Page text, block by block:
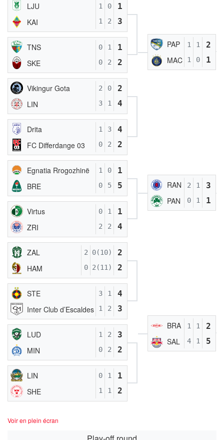
LJU
KAI
1
1
0
2
1
3
TNS
SKE
0
0
1
2
1
2
Vikingur Gota
LIN
2
3
0
1
2
4
Drita
FC Differdange 03
1
0
3
2
4
2
Egnatia Rrogozhinë
BRE
1
0
0
5
1
5
Virtus
ZRI
0
2
1
2
1
4
ZAL
HAM
2
0
0(10)
2(11)
2
2
STE
Inter Club d’Escaldes
3
1
1
2
4
3
LUD
MIN
1
0
2
2
3
2
LIN
SHE
0
1
1
1
1
2
PAP
MAC
1
1
1
0
2
1
RAN
PAN
2
0
1
1
3
1
BRA
SAL
1
4
1
1
2
5
Voir en plein écran